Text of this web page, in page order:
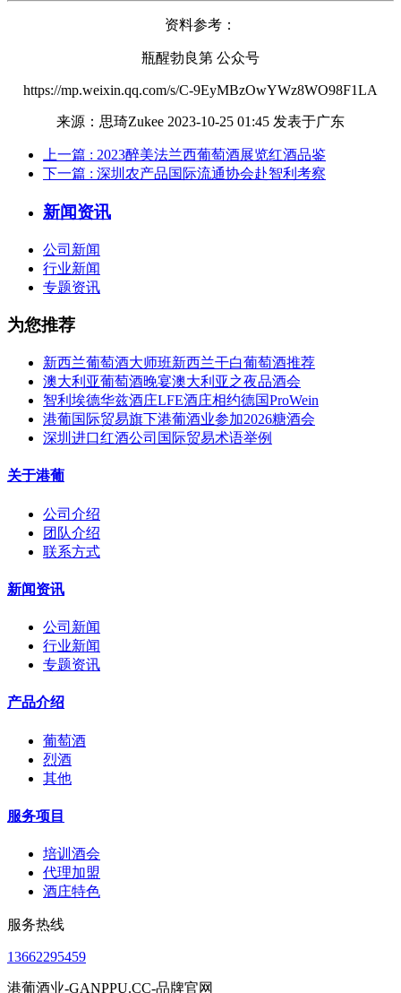
资料参考：
瓶醒勃良第 公众号
https://mp.weixin.qq.com/s/C-9EyMBzOwYWz8WO98F1LA
来源：思琦Zukee 2023-10-25 01:45 发表于广东
上一篇 : 2023醉美法兰西葡萄酒展览红酒品鉴
下一篇 : 深圳农产品国际流通协会赴智利考察
新闻资讯
公司新闻
行业新闻
专题资讯
为您推荐
新西兰葡萄酒大师班新西兰干白葡萄酒推荐
澳大利亚葡萄酒晚宴澳大利亚之夜品酒会
智利埃德华兹酒庄LFE酒庄相约德国ProWein
港葡国际贸易旗下港葡酒业参加2026糖酒会
深圳进口红酒公司国际贸易术语举例
关于港葡
公司介绍
团队介绍
联系方式
新闻资讯
公司新闻
行业新闻
专题资讯
产品介绍
葡萄酒
烈酒
其他
服务项目
培训酒会
代理加盟
酒庄特色
服务热线
13662295459
港葡酒业-GANPPU.CC-品牌官网